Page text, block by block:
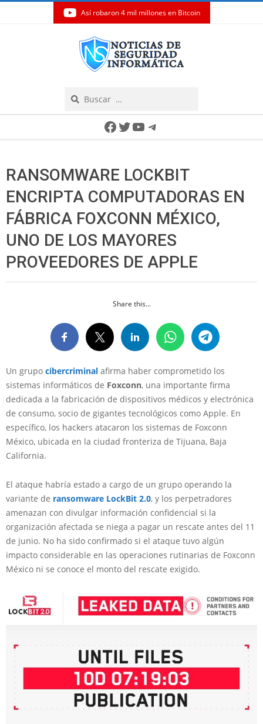
Así robaron 4 mil millones en Bitcoin
Facebook
Twitter
YouTube
Telegram
RANSOMWARE LOCKBIT
ENCRIPTA COMPUTADORAS EN
FÁBRICA FOXCONN MÉXICO,
UNO DE LOS MAYORES
PROVEEDORES DE APPLE
Share this...
Un grupo cibercriminal afirma haber comprometido los
sistemas informáticos de Foxconn, una importante firma
dedicada a la fabricación de dispositivos médicos y electrónica
de consumo, socio de gigantes tecnológicos como Apple. En
específico, los hackers atacaron los sistemas de Foxconn
México, ubicada en la ciudad fronteriza de Tijuana, Baja
California.
El ataque habría estado a cargo de un grupo operando la
variante de ransomware LockBit 2.0, y los perpetradores
amenazan con divulgar información confidencial si la
organización afectada se niega a pagar un rescate antes del 11
de junio. No ha sido confirmado si el ataque tuvo algún
impacto considerable en las operaciones rutinarias de Foxconn
México ni se conoce el monto del rescate exigido.